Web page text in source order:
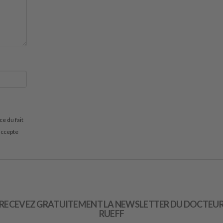
GRATUITEMENT LA NEWSLETTER DU
RUEFF